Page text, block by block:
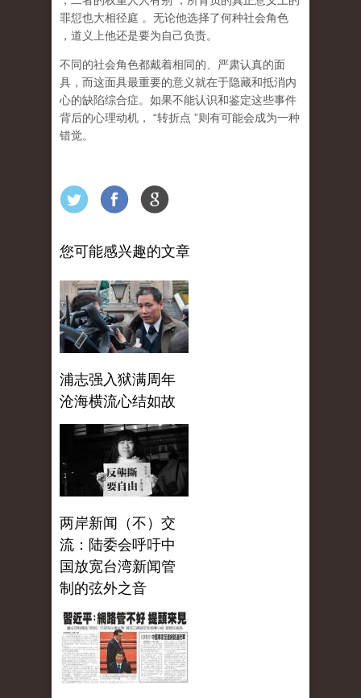
罪愆也大相径庭 。无论他选择了何种社会角色
，道义上他还是要为自己负责。
不同的社会角色都戴着相同的、严肃认真的面
具，而这面具最重要的意义就在于隐藏和抵消内
心的缺陷综合症。如果不能认识和鉴定这些事件
背后的心理动机，
“转折点 ”则有可能会成为一种
错觉。
您可能感兴趣的文章
浦志强入狱满周年
沧海横流心结如故
两岸新闻（不）交
流：陆委会呼吁中
国放宽台湾新闻管
制的弦外之音